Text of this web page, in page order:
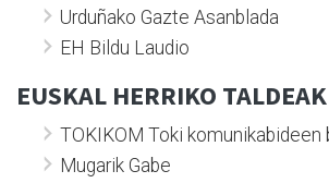
Urduñako Gazte Asanblada
EH Bildu Laudio
EUSKAL HERRIKO TALDEAK
TOKIKOM Toki komunikabideen
Mugarik Gabe